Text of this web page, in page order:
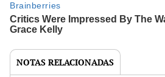
NOTAS RELACIONADAS